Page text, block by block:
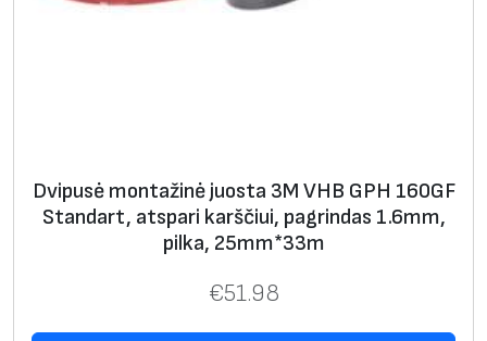
Dvipusė montažinė juosta 3M VHB GPH 160GF
Standart, atspari karščiui, pagrindas 1.6mm,
pilka, 25mm*33m
€51.98